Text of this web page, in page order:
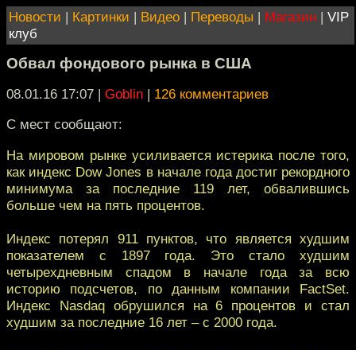
Новости | Картинки | Видео | Переводы | Магазин | VIP
клуб
Обвал фондового рынка в США
08.01.16 17:07 | Goblin | 126 комментариев
С мест сообщают:
На мировом рынке усиливается истерика после того,
как индекс Dow Jones в начале года достиг рекордного
минимума за последние 119 лет, обвалившись
больше чем на пять процентов.
Индекс потерял 911 пунктов, что является худшим
показателем с 1897 года. Это стало худшим
четырехдневным спадом в начале года за всю
историю подсчетов, по данным компании FactSet.
Индекс Nasdaq обрушился на 6 процентов и стал
худшим за последние 16 лет – с 2000 года.